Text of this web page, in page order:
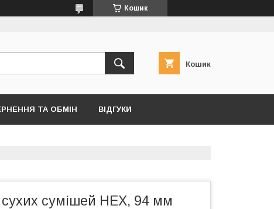
Кошик
Кошик
ТА ОБМІН ВІДГУКИ
сумішей HEX, 94 мм